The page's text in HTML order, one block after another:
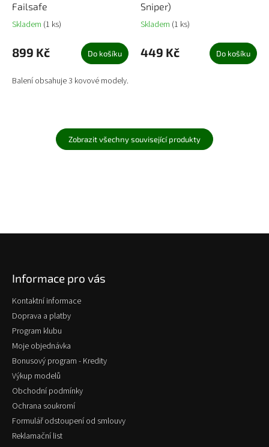
Failsafe
Skladem (1 ks)
899 Kč Do košíku
Balení obsahuje 3 kovové modely.
Sniper)
Skladem (1 ks)
449 Kč Do košíku
Zobrazit všechny související produkty
Informace pro vás
Kontaktní informace
Doprava a platby
Program klubu
Moje objednávka
Bonusový program - Kredity
Výkup modelů
Obchodní podmínky
Ochrana soukromí
Formulář odstoupení od smlouvy
Reklamační list